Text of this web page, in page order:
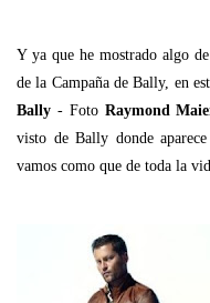
Y ya que he mostrado algo
de la Campaña de Bally, en
Bally - Foto Raymond
visto de Bally donde aparece
vamos como que de toda la